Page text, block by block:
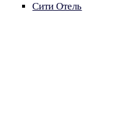
Сити Отель